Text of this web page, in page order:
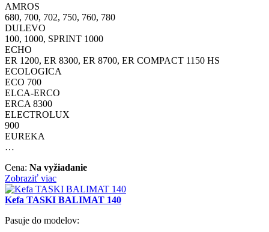
AMROS
680, 700, 702, 750, 760, 780
DULEVO
100, 1000, SPRINT 1000
ECHO
ER 1200, ER 8300, ER 8700, ER COMPACT 1150 HS
ECOLOGICA
ECO 700
ELCA-ERCO
ERCA 8300
ELECTROLUX
900
EUREKA
…
Cena: Na vyžiadanie
Zobraziť viac
Kefa TASKI BALIMAT 140
Pasuje do modelov: